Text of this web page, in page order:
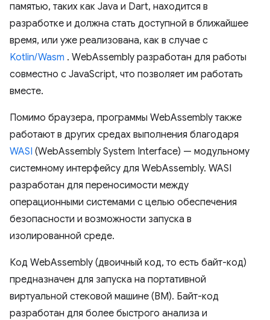
памятью, таких как Java и Dart, находится в
разработке и должна стать доступной в ближайшее
время, или уже реализована, как в случае с
Kotlin/Wasm . WebAssembly разработан для работы
совместно с JavaScript, что позволяет им работать
вместе.
Помимо браузера, программы WebAssembly также
работают в других средах выполнения благодаря
WASI (WebAssembly System Interface) — модульному
системному интерфейсу для WebAssembly. WASI
разработан для переносимости между
операционными системами с целью обеспечения
безопасности и возможности запуска в
изолированной среде.
Код WebAssembly (двоичный код, то есть байт-код)
предназначен для запуска на портативной
виртуальной стековой машине (ВМ). Байт-код
разработан для более быстрого анализа и